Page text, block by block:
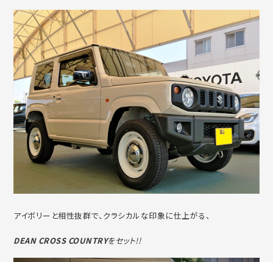
アイボリーと相性抜群で、クラシカルな印象に仕上がる、
DEAN CROSS COUNTRYをセット!!